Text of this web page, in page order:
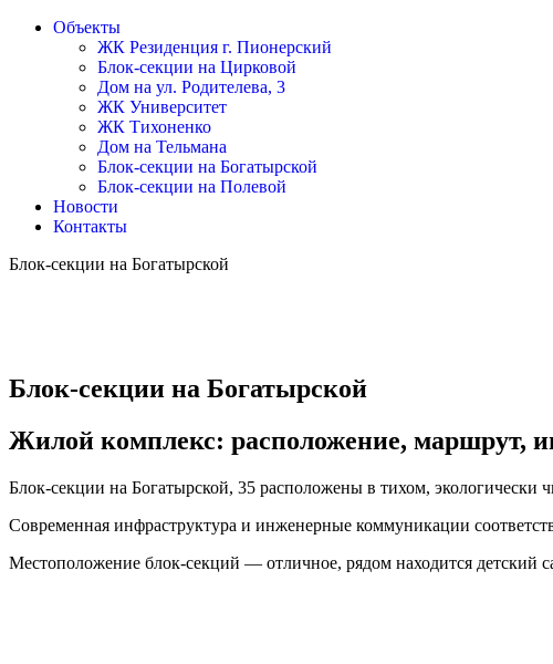
Объекты
ЖК Резиденция г. Пионерский
Блок-секции на Цирковой
Дом на ул. Родителева, 3
ЖК Университет
ЖК Тихоненко
Дом на Тельмана
Блок-секции на Богатырской
Блок-секции на Полевой
Новости
Контакты
Блок-секции на Богатырской
Блок-секции на Богатырской
Жилой комплекс: расположение, маршрут,
Блок-секции на Богатырской, 35 расположены в тихом,
Современная инфраструктура и инженерные коммуникации
Местоположение блок-секций — отличное, рядом находится детский